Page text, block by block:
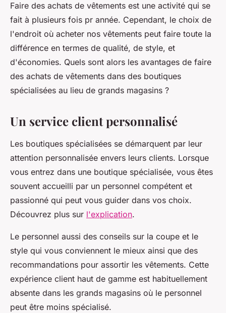
Faire des achats de vêtements est une activité qui se
fait à plusieurs fois pr année. Cependant, le choix de
l'endroit où acheter nos vêtements peut faire toute la
différence en termes de qualité, de style, et
d'économies. Quels sont alors les avantages de faire
des achats de vêtements dans des boutiques
spécialisées au lieu de grands magasins ?
Un service client personnalisé
Les boutiques spécialisées se démarquent par leur
attention personnalisée envers leurs clients. Lorsque
vous entrez dans une boutique spécialisée, vous êtes
souvent accueilli par un personnel compétent et
passionné qui peut vous guider dans vos choix.
Découvrez plus sur l'explication.
Le personnel aussi des conseils sur la coupe et le
style qui vous conviennent le mieux ainsi que des
recommandations pour assortir les vêtements. Cette
expérience client haut de gamme est habituellement
absente dans les grands magasins où le personnel
peut être moins spécialisé.